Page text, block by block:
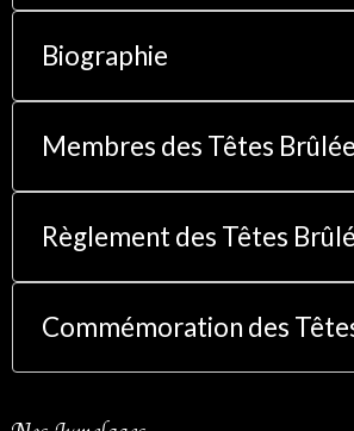
Biographie
Membres des Têtes
Règlement des Têtes
Commémoration des